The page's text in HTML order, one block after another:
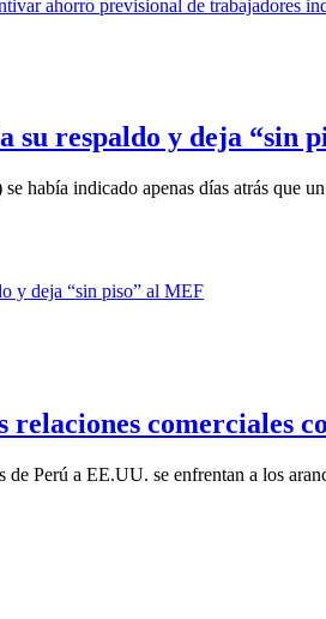
respaldo y deja “sin
había indicado apenas días atrás que
relaciones comerciales
Perú a EE.UU. se enfrentan a los